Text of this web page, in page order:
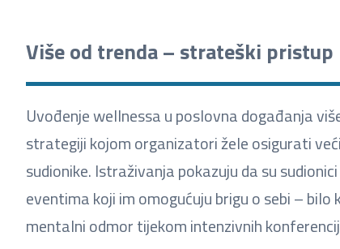
Više od trenda – strateški pristup
Uvođenje wellnessa u poslovna događanja
strategiji kojom organizatori žele osigurati
sudionike. Istraživanja pokazuju da su
eventima koji im omogućuju brigu o sebi –
mentalni odmor tijekom intenzivnih